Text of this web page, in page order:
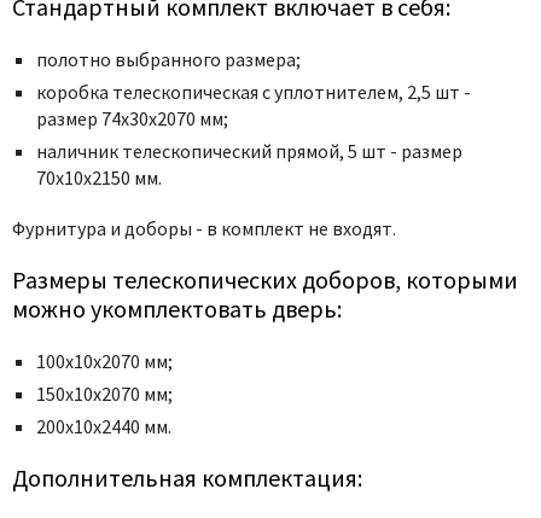
Стандартный комплект включает в себя:
полотно выбранного размера;
коробка телескопическая с уплотнителем, 2,5 шт -
размер 74x30x2070 мм;
наличник телескопический прямой, 5 шт - размер
70x10x2150 мм.
Фурнитура и доборы - в комплект не входят.
Размеры телескопических доборов, которыми
можно укомплектовать дверь:
100х10х2070 мм;
150х10х2070 мм;
200х10х2440 мм.
Дополнительная комплектация: